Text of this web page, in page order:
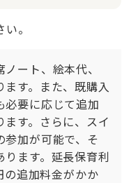
。
ート、絵本代、
す。また、既購入
必要に応じて追加
す。さらに、スイ
参加が可能で、そ
ます。延長保育利
追加料金がかか